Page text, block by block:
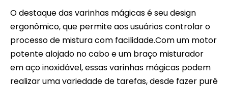
O destaque das varinhas mágicas é seu design
ergonômico, que permite aos usuários controlar o
processo de mistura com facilidade.Com um motor
potente alojado no cabo e um braço misturador
em aço inoxidável, essas varinhas mágicas podem
realizar uma variedade de tarefas, desde fazer purê